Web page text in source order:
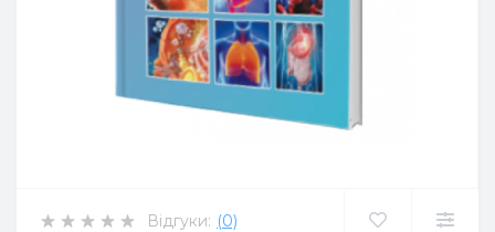
Відгуки: (0)